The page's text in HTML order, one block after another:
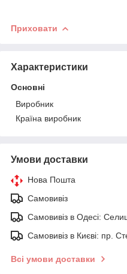
Приховати
Характеристики
Основні
Виробник
Країна виробник
Умови доставки
Нова Пошта
Самовивіз
Самовивіз в Одесі:
Самовивіз в Києві: пр.
Всі умови доставки